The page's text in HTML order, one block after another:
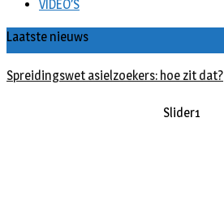
VIDEO’S
Laatste nieuws
Spreidingswet asielzoekers: hoe zit dat?
Slider1